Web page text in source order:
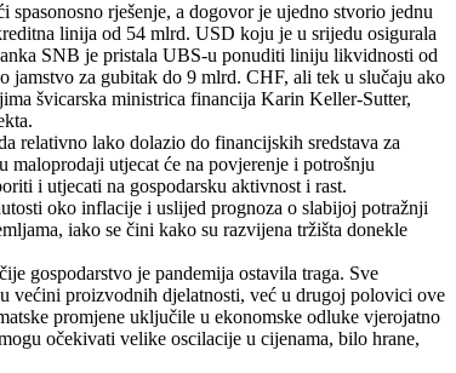
rješenje, a dogovor je ujedno stvorio jednu
linija od 54 mlrd. USD koju je u srijedu osigurala
SNB je pristala UBS-u ponuditi liniju likvidnosti od
jamstvo za gubitak do 9 mlrd. CHF, ali tek u slučaju ako
švicarska ministrica financija Karin Keller-Sutter,
relativno lako dolazio do financijskih sredstava za
utjecat će na povjerenje i potrošnju
i utjecati na gospodarsku aktivnost i rast.
oko inflacije i uslijed prognoza o slabijoj potražnji
iako se čini kako su razvijena tržišta donekle
gospodarstvo je pandemija ostavila traga. Sve
većini proizvodnih djelatnosti, već u drugoj polovici ove
promjene uključile u ekonomske odluke vjerojatno
očekivati velike oscilacije u cijenama, bilo hrane,